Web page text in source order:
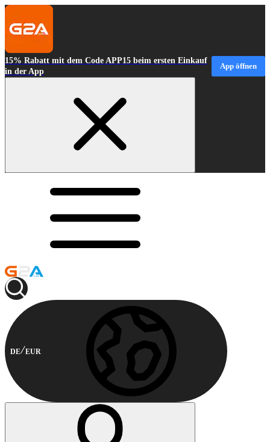
15% Rabatt mit dem Code APP15 beim ersten Einkauf
in der App
App öffnen
DE EUR